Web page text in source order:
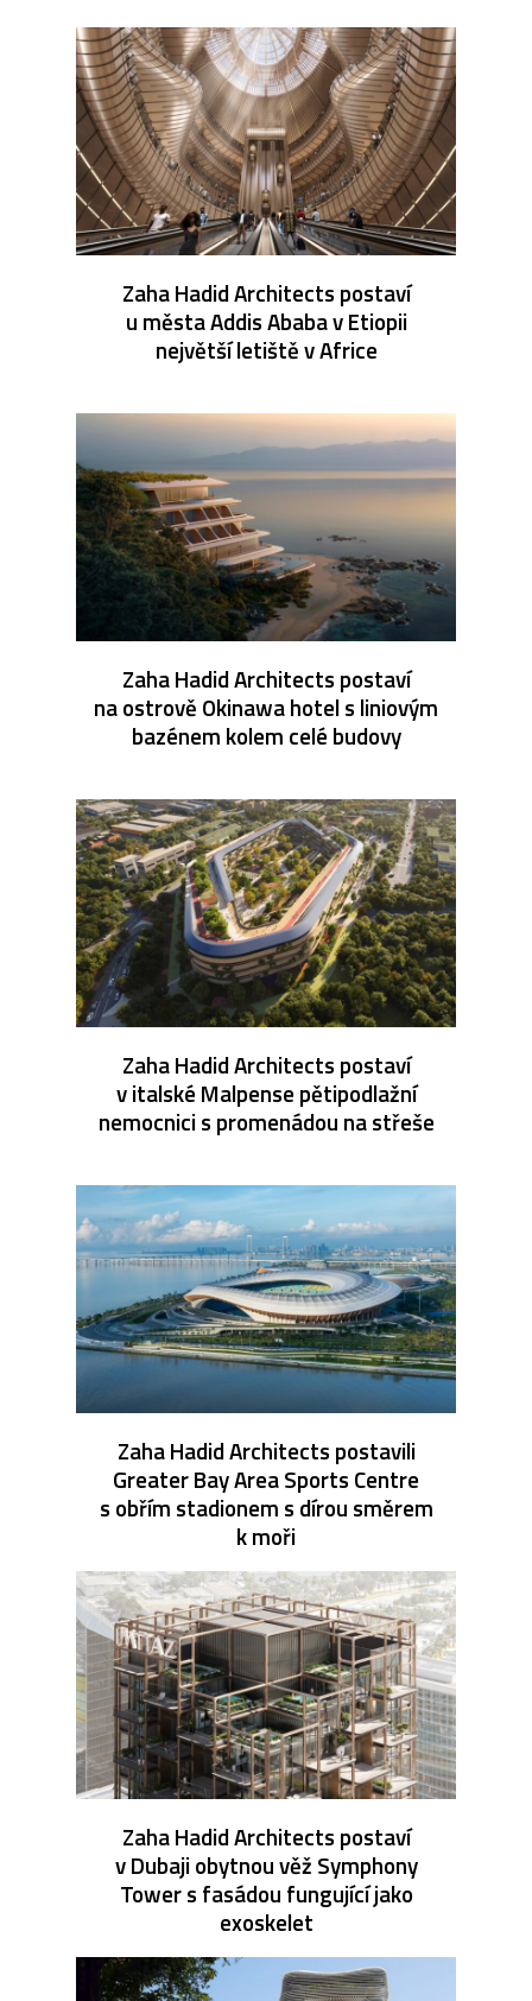
Zaha Hadid Architects postaví
u města Addis Ababa v Etiopii
největší letiště v Africe
Zaha Hadid Architects postaví
na ostrově Okinawa hotel s liniovým
bazénem kolem celé budovy
Zaha Hadid Architects postaví
v italské Malpense pětipodlažní
nemocnici s promenádou na střeše
Zaha Hadid Architects postavili
Greater Bay Area Sports Centre
s obřím stadionem s dírou směrem
k moři
Zaha Hadid Architects postaví
v Dubaji obytnou věž Symphony
Tower s fasádou fungující jako
exoskelet